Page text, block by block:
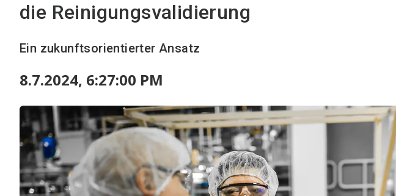
die Reinigungsvalidierung
Ein zukunftsorientierter Ansatz
8.7.2024, 6:27:00 PM